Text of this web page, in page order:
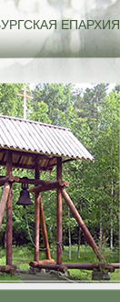
ЕПАРХИЯ